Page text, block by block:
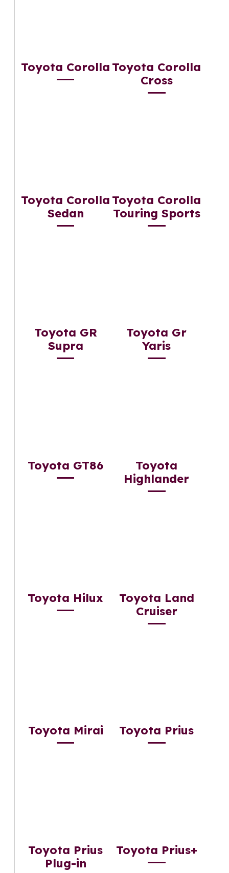
Toyota Corolla Toyota Corolla
Cross
Toyota Corolla
Sedan
Toyota Corolla
Touring Sports
Toyota GR
Supra
Toyota Gr
Yaris
Toyota GT86
Toyota
Highlander
Toyota Hilux
Toyota Land
Cruiser
Toyota Mirai Toyota Prius
Toyota Prius
Plug-in
Toyota Prius+